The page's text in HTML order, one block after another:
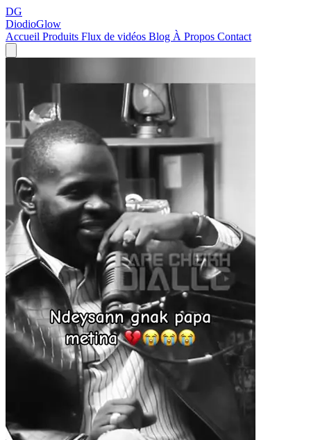
DG
DiodioGlow
Accueil Produits Flux de vidéos Blog À Propos Contact